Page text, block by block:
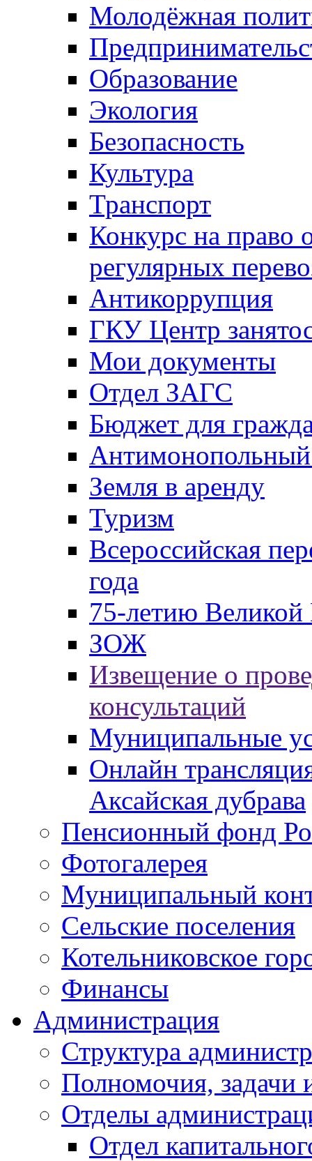
Молодёжная
Образование
Экология
Безопасность
Культура
Транспорт
Конкурс на право
регулярных
Антикоррупция
ГКУ Центр
Мои документы
Отдел ЗАГС
Бюджет для
Антимонопольный
Земля в аренду
Туризм
Всероссийская
года
75-летию
ЗОЖ
Извещение о
консультаций
Муниципальные
Онлайн
Аксайская дубрава
Пенсионный фонд
Фотогалерея
Муниципальный
Сельские поселения
Котельниковское
Финансы
Администрация
Структура
Полномочия, задачи
Отделы
Отдел